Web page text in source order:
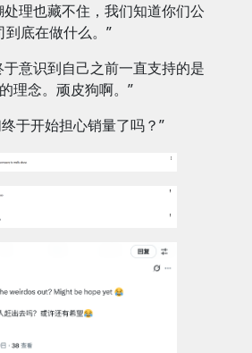
处理也藏不住，我们知道你们公
到底在做什么。”
于意识到自己之前一直支持的是
理念。顽皮狗啊。”
于开始担心销量了吗？”